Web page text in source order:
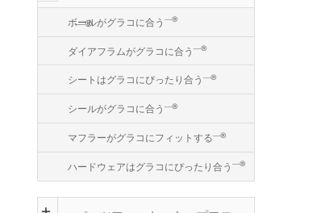
―®
ボールがグラコに合う ―®
ダイアフラムがグラコに合う ―®
シートはグラコにぴったり合う ―®
シールがグラコに合う ―®
マフラーがグラコにフィットする―®
ハードウェアはグラコにぴったり合う ―®